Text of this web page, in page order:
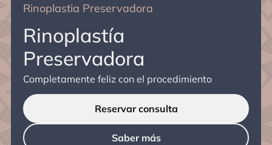
Rinoplastia Preservadora
Rinoplastía
Preservadora
Completamente feliz con el procedimiento
Reservar consulta
Saber más